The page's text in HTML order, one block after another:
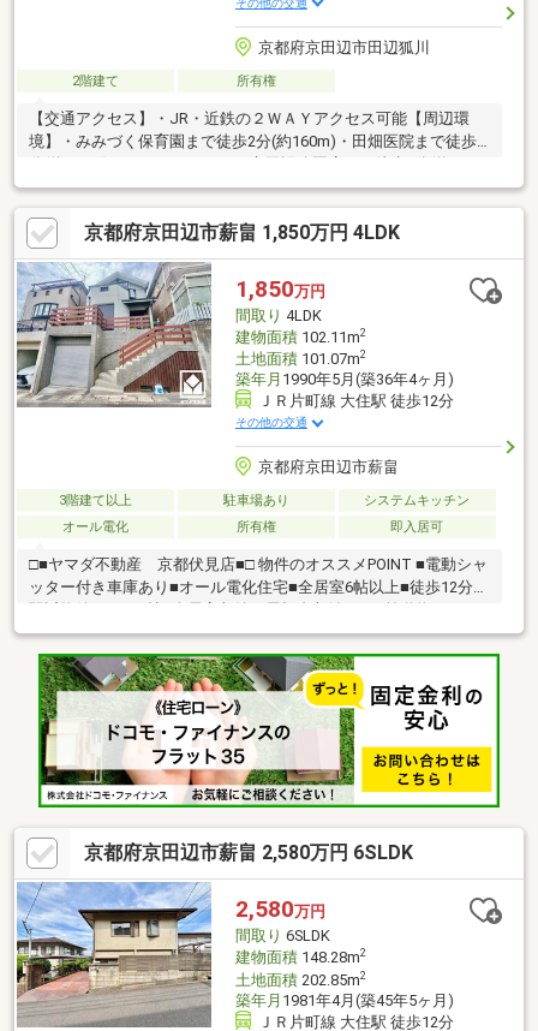
その他の交通
京都府京田辺市田辺狐川
2階建て 所有権
【交通アクセス】・JR・近鉄の２ＷＡＹアクセス可能【周辺環
境】・みみづく保育園まで徒歩2分(約160m)・田畑医院まで徒歩5
540m)・薪幼稚園まで徒歩11分(約830m)・ローソン京田辺薪店ま
で徒歩14分(約1120m)・京田辺市立 中央図書館まで徒歩12分(約
890m)・京田辺市役所まで徒歩14分(約1070m)・ＪＡ京都やまし
ろ 京田辺支店まで徒歩12分(約940m)
京都府京田辺市薪畠 1,850万円 4LDK
1,850万円
間取り 4LDK
建物面積102.11m2
土地面積101.07m2
築年月 1990年5月(築36年4ヶ月)
ＪＲ片町線 大住駅 徒歩12分
その他の交通
京都府京田辺市薪畠
3階建て以上 駐車場あり
システムキッチン
オール電化
所有権 即入居可
□■ヤマダ不動産 京都伏見店■□ 物件のオススメPOINT ■電動シャ
ッター付き車庫あり■オール電化住宅■全居室6帖以上■徒歩12分の
6.9ｍ■閑静な住宅街 周辺環境 ■JR「大住駅」徒歩12分■桃園小学
校 徒歩14分■大住中学校 徒歩21分■スーパーストアナカガワ大
住ヶ丘店 徒歩14分〇ご成約でヤマダポイントプレゼント＆ヤマ
ダ電機で家具家電購入時の割引特典！☆☆ご内覧・ご相談のご予
約受付中☆☆お気軽にお問合せ下さい♪→0120-428-503
京都府京田辺市薪畠 2,580万円 6SLDK
2,580万円
間取り 6SLDK
建物面積148.28m2
土地面積202.85m2
築年月 1981年4月(築45年5ヶ月)
ＪＲ片町線 大住駅 徒歩12分